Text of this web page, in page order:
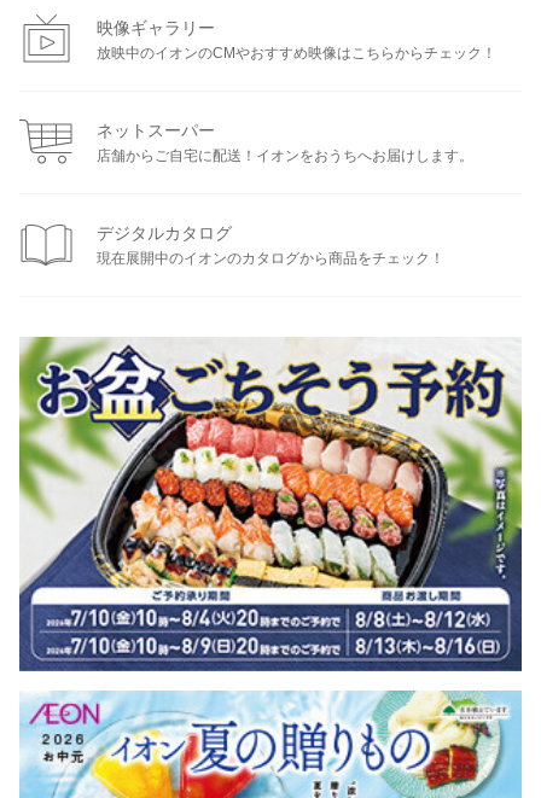
映像ギャラリー
放映中のイオンのCMやおすすめ映像はこちらからチェック！
ネットスーパー
店舗からご自宅に配送！イオンをおうちへお届けします。
デジタルカタログ
現在展開中のイオンのカタログから商品をチェック！